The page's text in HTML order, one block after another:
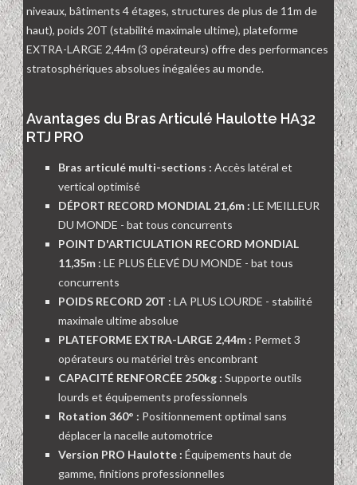
niveaux, bâtiments 4 étages, structures de plus de 11m de
haut), poids 20T (stabilité maximale ultime), plateforme
EXTRA-LARGE 2,44m (3 opérateurs) offre des performances
stratosphériques absolues inégalées au monde.
Avantages du Bras Articulé Haulotte HA32
RTJ PRO
Bras articulé multi-sections : Accès latéral et
vertical optimisé
DÉPORT RECORD MONDIAL 21,6m : LE MEILLEUR
DU MONDE - bat tous concurrents
POINT D'ARTICULATION RECORD MONDIAL
11,35m : LE PLUS ÉLEVÉ DU MONDE - bat tous
concurrents
POIDS RECORD 20T : LA PLUS LOURDE - stabilité
maximale ultime absolue
PLATEFORME EXTRA-LARGE 2,44m : Permet 3
opérateurs ou matériel très encombrant
CAPACITÉ RENFORCÉE 250kg : Supporte outils
lourds et équipements professionnels
Rotation 360° : Positionnement optimal sans
déplacer la nacelle automotrice
Version PRO Haulotte : Équipements haut de
gamme, finitions professionnelles